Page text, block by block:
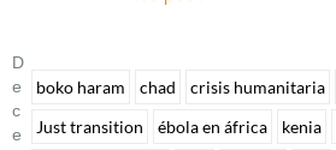
D
E
C
E
boko haram chad crisis humanitaria
Just transition
ébola en áfrica kenia